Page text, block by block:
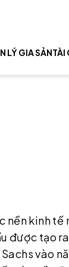
LÝ GIA SẢNTÀI
nền kinh
được tạo
vào